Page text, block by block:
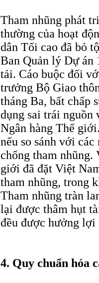
Tham nhũng phát
thường của hoạt
dân Tối cao đã bỏ
Ban Quản lý Dự án
tải. Cáo buộc đối
trưởng Bộ Giao
tháng Ba, bất chấp
dụng sai trái nguồn
Ngân hàng Thế
nếu so sánh với
chống tham nhũng.
giới đã đặt Việt
tham nhũng, trong
Tham nhũng tràn
lại được thâm hụt
đều được hưởng lợi
4. Quy chuẩn hóa